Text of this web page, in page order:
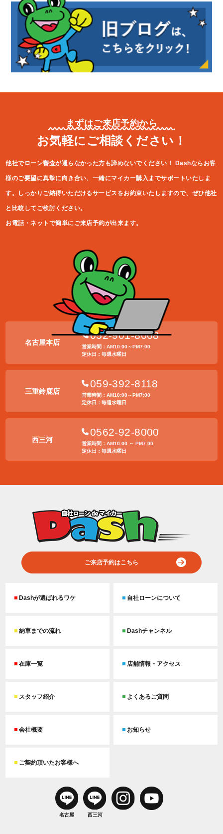
まずはご来店予約から
お気軽にご相談ください！
他社でローン審査が通らなかった方も諦めないでください！ Dashならお客
様のご要望に真摯に向き合い、一緒にマイカー購入ま でサポートいたしま
す。しっかりご納得いただけるサービスをお約束いたしますので、ぜひ他社
と比較してご検討ください。
お電話・ネットで簡単にご来店予約が出来ます。
名古屋本店
052-901-8008
営業時間：AM10:00～PM7:00
定休日：毎週水曜日
三重鈴鹿店
059-392-8118
営業時間：AM10:00～PM7:00
定休日：毎週水曜日
西三河
0562-92-8000
営業時間：AM10:00 ～ PM7:00
定休日：毎週水曜日
ご来店予約はこちら
Dashが選ばれるワケ 自社ローンについて
納車までの流れ Dashチャンネル
在庫一覧 店舗情報・アクセス
スタッフ紹介 よくあるご質問
会社概要 お知らせ
ご契約頂いたお客様へ
名古屋 西三河